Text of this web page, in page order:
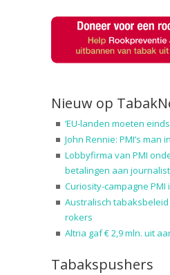
Nieuw op
‘EU-landen moeten
John Rennie: PMI’s man
Lobbyfirma van PMI
betalingen aan
Curiosity-campagne PMI
Australisch
rokers
Altria gaf € 2,9 mln. uit
Tabakspushers